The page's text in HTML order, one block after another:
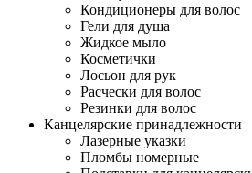
Кондиционеры для волос
Гели для душа
Жидкое мыло
Косметички
Лосьон для рук
Расчески для волос
Резинки для волос
Канцелярские принадлежности
Лазерные указки
Пломбы номерные